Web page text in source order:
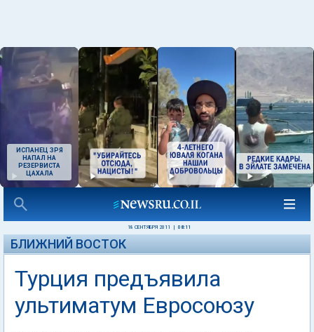
ИСПАНЕЦ ЗРЯ
НАПАЛ НА
РЕЗЕРВИСТА
ЦАХАЛА
18 СЕНТЯБРЯ 2011 08:11
БЛИЖНИЙ ВОСТОК
Турция предъявила
ультиматум Евросоюзу